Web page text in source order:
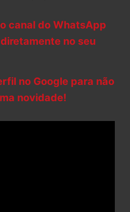
canal do WhatsApp
no seu
no Google para não
novidade!